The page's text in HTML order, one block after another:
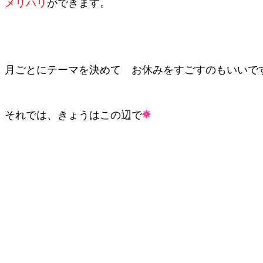
メリハリ ができます。
月ごとにテーマを決めて お休みをすごすのもいいで
それでは、きょうはこの辺で